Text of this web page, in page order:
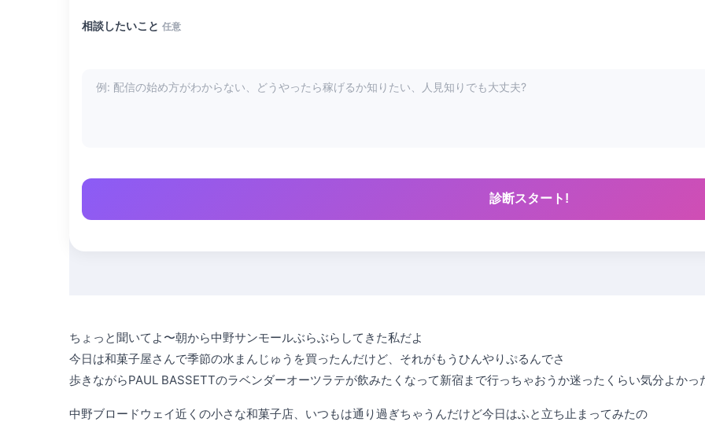
相談したいこと 任意
診断スタート!
ちょっと聞いてよ〜朝から中野サンモールぶらぶらしてきた私だよ
今日は和菓子屋さんで季節の水まんじゅうを買ったんだけど、それがもうひんやりぷるんでさ
歩きながらPAUL BASSETTのラベンダーオーツラテが飲みたくなって新宿まで行っちゃおうか迷ったくらい気分よかっ
中野ブロードウェイ近くの小さな和菓子店、いつもは通り過ぎちゃうんだけど今日はふと立ち止まってみたの